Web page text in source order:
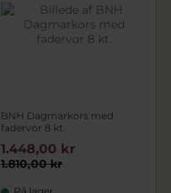
BNH Dagmarkors med
fadervor 8 kt.
1.810,00 kr
1.448,00 kr